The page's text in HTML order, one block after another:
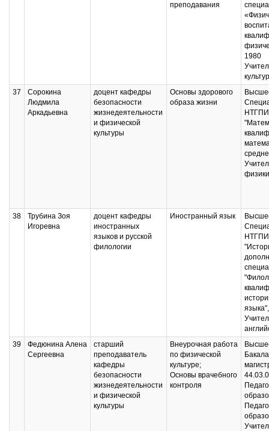
преподавания
1980
37
Сорокина
Людмила
Аркадьевна
доцент кафедры
безопасности
жизнедеятельности
и физической
культуры
Основы здорового
образа жизни
38
Трубина Зоя
Игоревна
доцент кафедры
иностранных
языков и русской
филологии
Иностранный язык
39
Федюнина Алена
Сергеевна
старший
преподаватель
кафедры
безопасности
жизнедеятельности
и физической
культуры
Внеурочная работа
по физической
культуре;
Основы врачебного
контроля